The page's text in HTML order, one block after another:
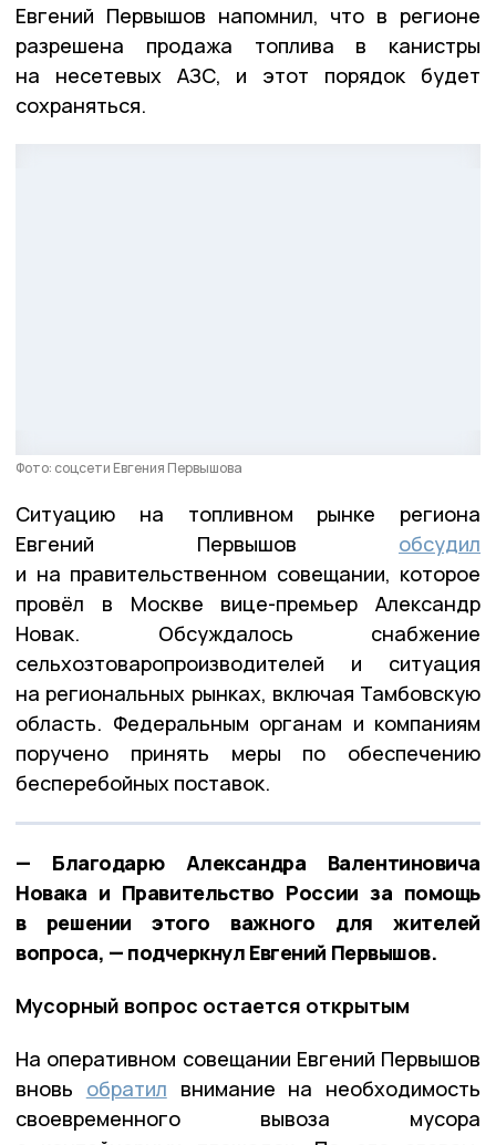
Евгений Первышов напомнил, что в регионе
разрешена продажа топлива в канистры
на несетевых АЗС, и этот порядок будет
сохраняться.
Фото: соцсети Евгения Первышова
Ситуацию на топливном рынке региона
Евгений Первышов обсудил
и на правительственном совещании, которое
провёл в Москве вице-премьер Александр
Новак. Обсуждалось снабжение
сельхозтоваропроизводителей и ситуация
на региональных рынках, включая Тамбовскую
область. Федеральным органам и компаниям
поручено принять меры по обеспечению
бесперебойных поставок.
— Благодарю Александра Валентиновича
Новака и Правительство России за помощь
в решении этого важного для жителей
вопроса, — подчеркнул Евгений Первышов.
Мусорный вопрос остается открытым
На оперативном совещании Евгений Первышов
вновь обратил внимание на необходимость
своевременного вывоза мусора